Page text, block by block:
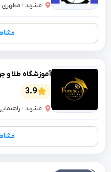
مشهد ؛ مطهری
آموزشگاه طلا
3.9
مشهد ؛